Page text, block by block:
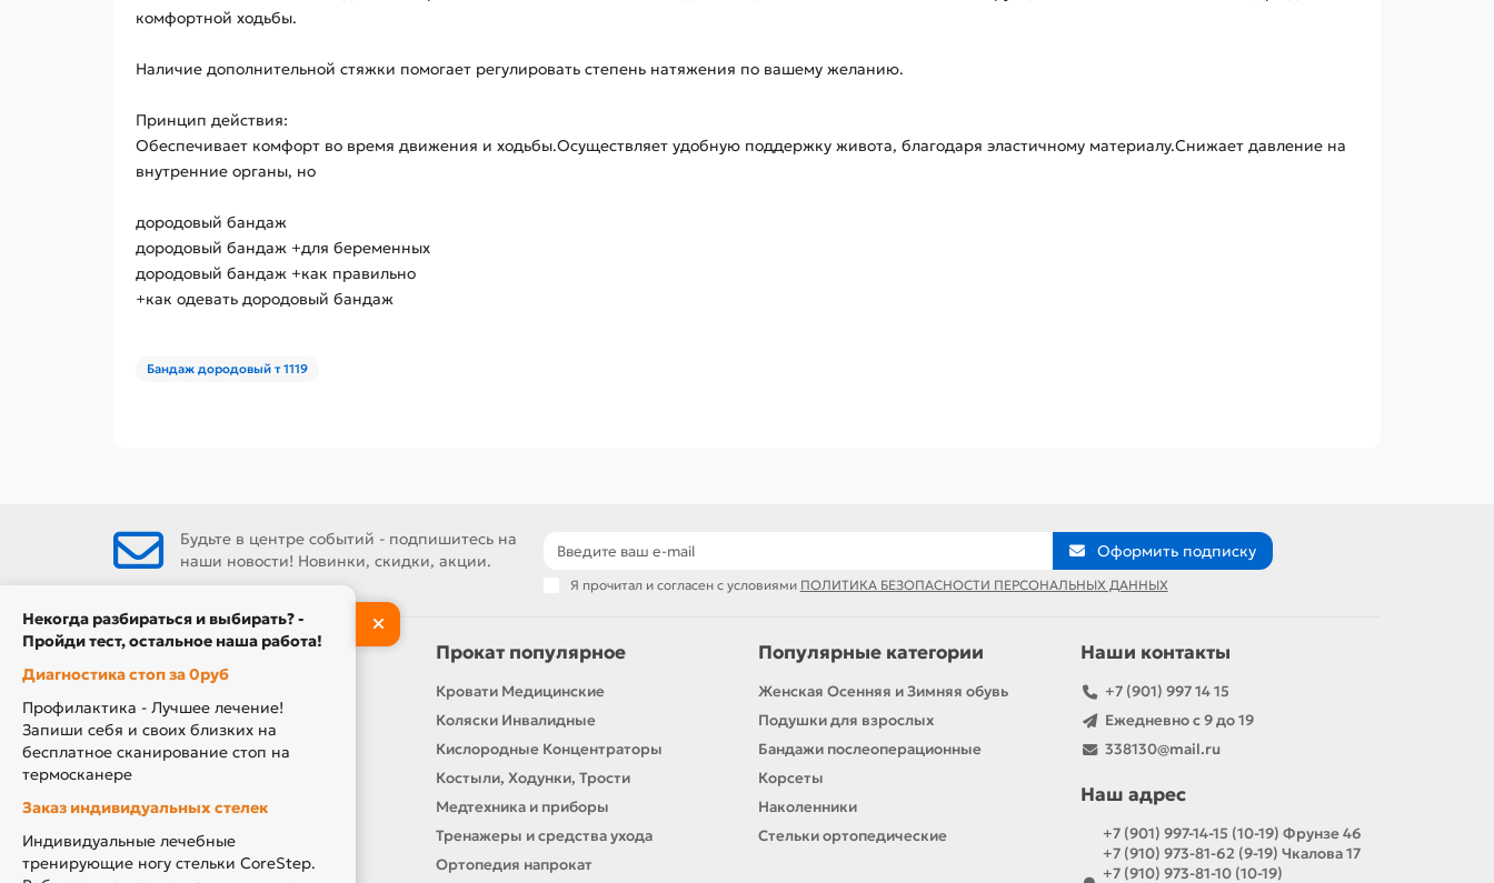
комфортной ходьбы.
Наличие дополнительной стяжки помогает регулировать степень натяжения по вашему желанию.
Принцип действия:
Обеспечивает комфорт во время движения и ходьбы.Осуществляет удобную поддержку живота, благодаря эластичному материалу.Снижает давление на
внутренние органы, но
дородовый бандаж
дородовый бандаж +для беременных
дородовый бандаж +как правильно
+как одевать дородовый бандаж
Бандаж дородовый т 1119
Будьте в центре событий - подпишитесь на
наши новости! Новинки, скидки, акции.
Оформить подписку
Я прочитал и согласен с условиями ПОЛИТИКА БЕЗОПАСНОСТИ ПЕРСОНАЛЬНЫХ ДАННЫХ
Информация
О нас
Производители
Новости
Оплата и доставка
Подарочный сертификат
Товары по Акции
Прокат популярное
Кровати Медицинские
Коляски Инвалидные
Кислородные Концентраторы
Костыли, Ходунки, Трости
Медтехника и приборы
Тренажеры и средства ухода
Ортопедия напрокат
Популярные категории
Женская Осенняя и Зимняя обувь
Подушки для взрослых
Бандажи послеоперационные
Корсеты
Наколенники
Стельки ортопедические
Наши контакты
+7 (901) 997 14 15
Ежедневно с 9 до 19
338130@mail.ru
Наш адрес
+7 (901) 997-14-15 (10-19) Фрунзе 46
+7 (910) 973-81-62 (9-19) Чкалова 17
+7 (910) 973-81-10 (10-19)
Некогда разбираться и выбирать? -
Пройди тест, остальное наша работа!
Диагностика стоп за 0руб
Профилактика - Лучшее лечение!
Запиши себя и своих близких на
бесплатное сканирование стоп на
термосканере
Заказ индивидуальных стелек
Индивидуальные лечебные
тренирующие ногу стельки CoreStep.